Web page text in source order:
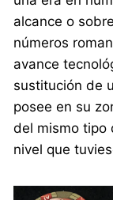
alcance o
números
avance
sustitución de
posee en su
del mismo tipo
nivel que